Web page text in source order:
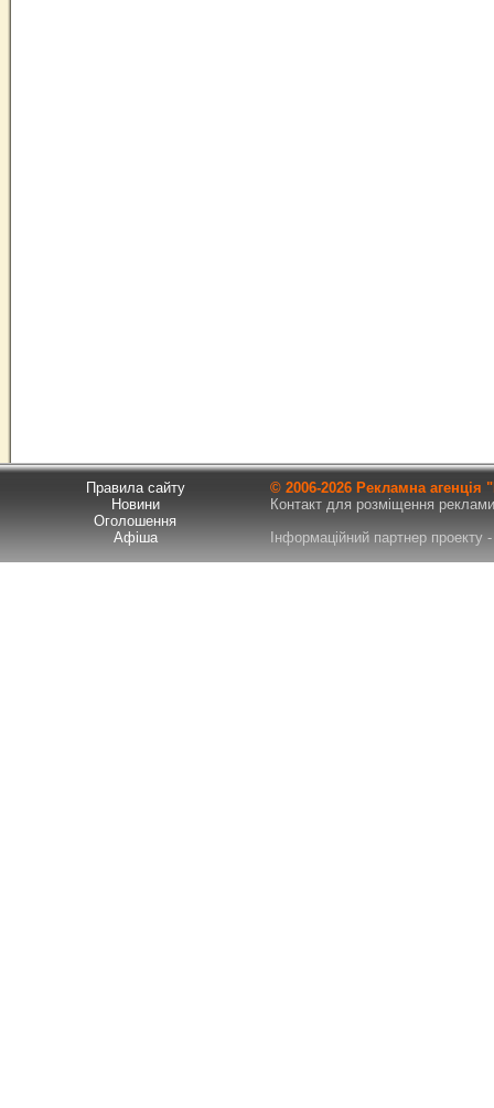
Правила сайту
Новини
Оголошення
Афіша
© 2006-2026 Рекламна
Контакт для розміщення
Інформаційний партнер проекту